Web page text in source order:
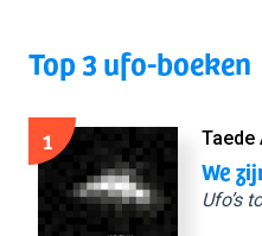
Top 3 ufo-boeken
1 Taede
We
Ufo’s